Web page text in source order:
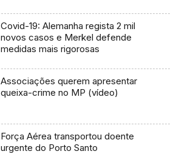
Covid-19: Alemanha regista 2 mil
novos casos e Merkel defende
medidas mais rigorosas
Associações querem apresentar
queixa-crime no MP (vídeo)
Força Aérea transportou doente
urgente do Porto Santo